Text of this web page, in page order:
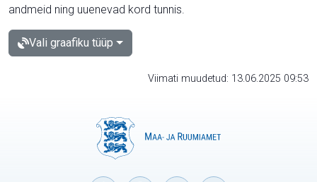
andmeid ning uuenevad kord tunnis.
Vali graafiku tüüp
Viimati muudetud: 13.06.2025 09:53